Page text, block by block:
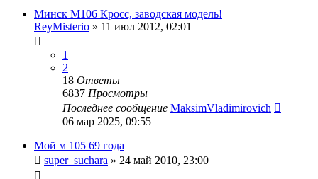
Минск М106 Кросс, заводская модель!
ReyMisterio » 11 июл 2012, 02:01
1
2
18 Ответы
6837 Просмотры
Последнее сообщение MaksimVladimirovich
06 мар 2025, 09:55
Мой м 105 69 года
super_suchara » 24 май 2010, 23:00